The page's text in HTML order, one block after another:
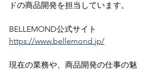
ドの商品開発を担当しています。
BELLEMOND公式サイト
https://www.bellemond.jp/
現在の業務や、商品開発の仕事の魅